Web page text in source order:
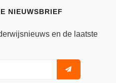
NIEUWSBRIEF
en de laatste